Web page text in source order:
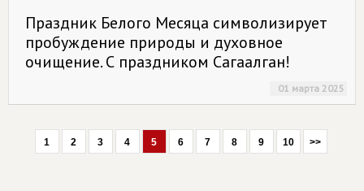
Праздник Белого Месяца символизирует
пробуждение природы и духовное
очищение. С праздником Сагаалган!
01 марта 2025
1 2 3 4 5 6 7 8 9 10 >>